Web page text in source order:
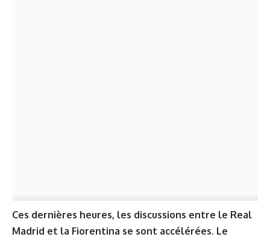
Ces dernières heures, les discussions entre le Real
Madrid et la Fiorentina se sont accélérées. Le